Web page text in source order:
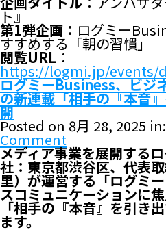
ト』
第1弾企画： ログミー
すすめする「朝の習慣」
閲覧URL ：
https://logmi.jp/events/
ログミーBusiness、ビジ
の新連載「相手の『本音
開
Posted on 8月 28, 2025 in:
Comment
メディア事業を展開する
社：東京都渋谷区、代表
里）が運営する「ログミ
スコミュニケーションに
「相手の『本音』を引き
ます。